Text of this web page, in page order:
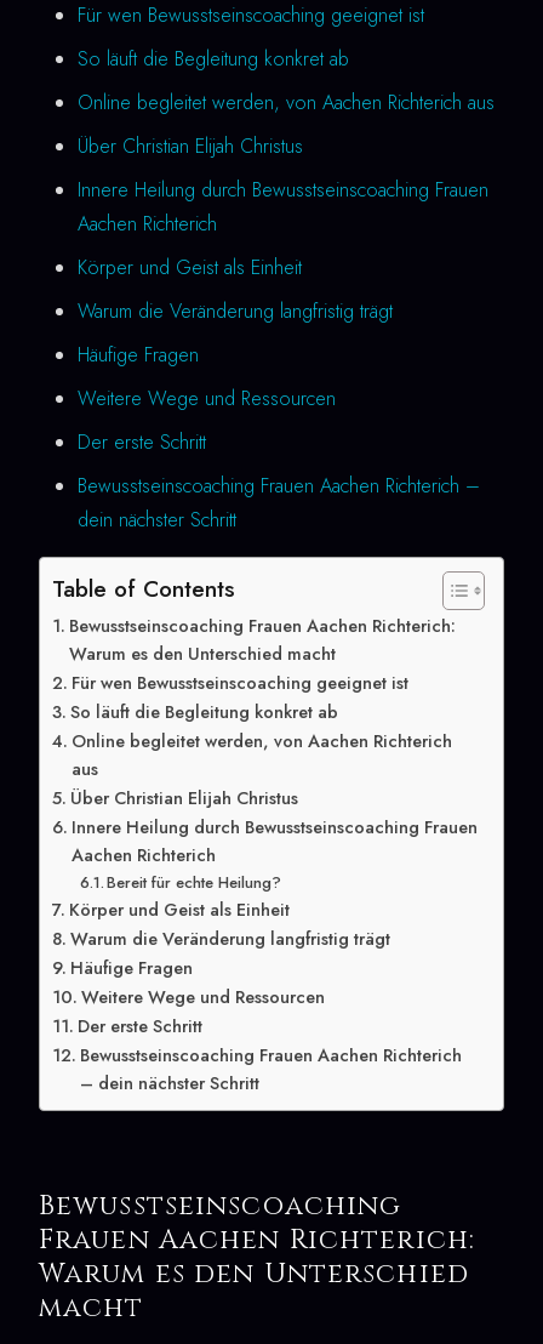
Für wen Bewusstseinscoaching geeignet ist
So läuft die Begleitung konkret ab
Online begleitet werden, von Aachen Richterich aus
Über Christian Elijah Christus
Innere Heilung durch Bewusstseinscoaching Frauen
Aachen Richterich
Körper und Geist als Einheit
Warum die Veränderung langfristig trägt
Häufige Fragen
Weitere Wege und Ressourcen
Der erste Schritt
Bewusstseinscoaching Frauen Aachen Richterich –
dein nächster Schritt
Table of Contents
Bewusstseinscoaching Frauen Aachen Richterich:
Warum es den Unterschied macht
Für wen Bewusstseinscoaching geeignet ist
So läuft die Begleitung konkret ab
Online begleitet werden, von Aachen Richterich
aus
Über Christian Elijah Christus
Innere Heilung durch Bewusstseinscoaching Frauen
Aachen Richterich
Bereit für echte Heilung?
Körper und Geist als Einheit
Warum die Veränderung langfristig trägt
Häufige Fragen
Weitere Wege und Ressourcen
Der erste Schritt
Bewusstseinscoaching Frauen Aachen Richterich
– dein nächster Schritt
Bewusstseinscoaching
Frauen Aachen Richterich:
Warum es den Unterschied
macht